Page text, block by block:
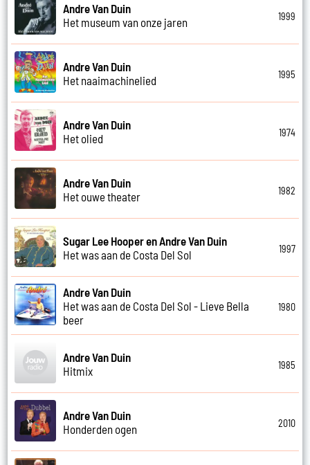
Andre Van Duin
Het museum van onze jaren
1999
Andre Van Duin
Het naaimachinelied
1995
Andre Van Duin
Het olied
1974
Andre Van Duin
Het ouwe theater
1982
Sugar Lee Hooper en Andre Van Duin
Het was aan de Costa Del Sol
1997
Andre Van Duin
Het was aan de Costa Del Sol - Lieve Bella
beer
1980
Andre Van Duin
Hitmix
1985
Andre Van Duin
Honderden ogen
2010